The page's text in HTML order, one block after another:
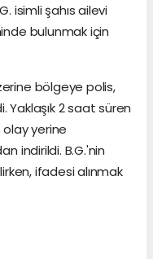
isimli şahıs ailevi
bulunmak için
bölgeye polis,
Yaklaşık 2 saat süren
olay yerine
indirildi. B.G.'nin
ifadesi alınmak